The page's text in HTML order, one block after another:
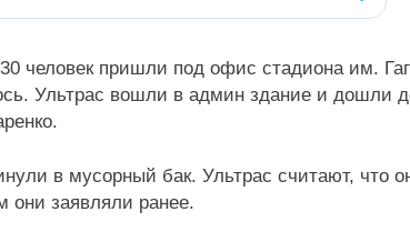
человек пришли под офис стадиона им.
Ультрас вошли в админ здание и дошли
в мусорный бак. Ультрас считают, что
они заявляли ранее.